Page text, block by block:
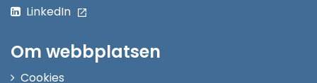
LinkedIn
Om webbplatsen
Cookies